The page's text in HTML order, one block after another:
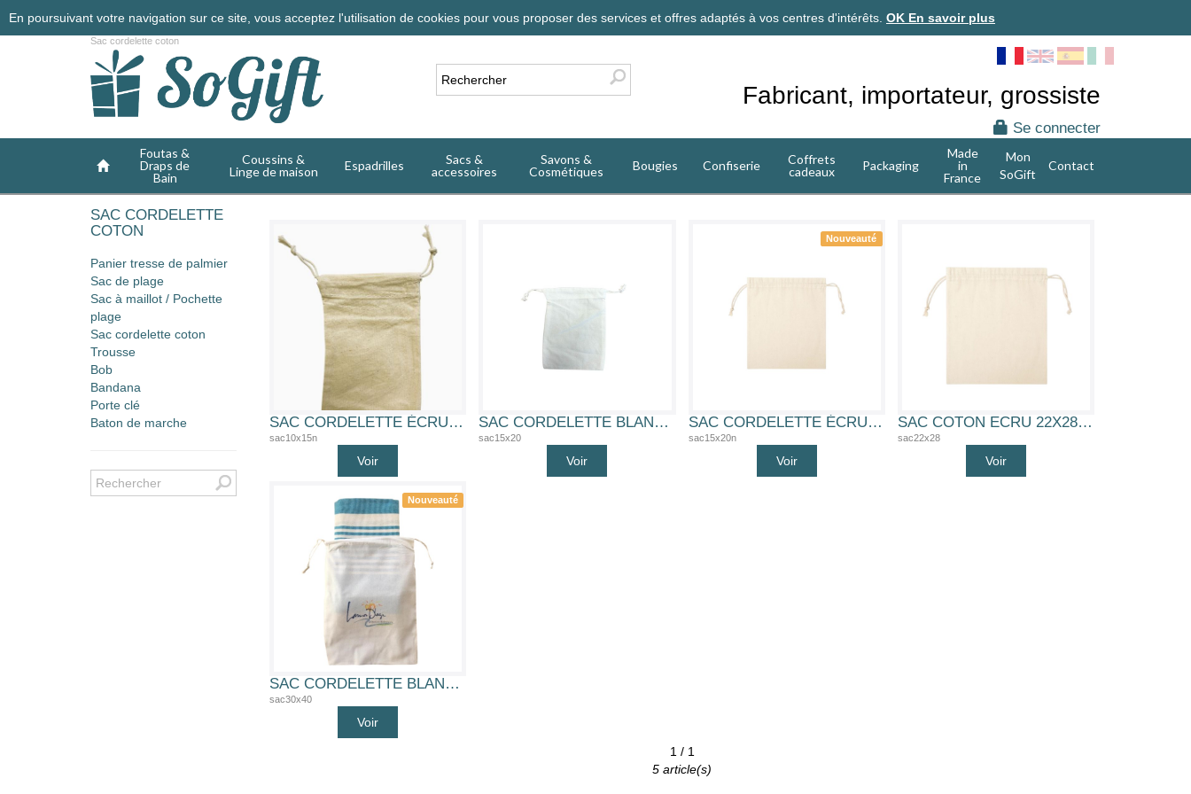
En poursuivant votre navigation sur ce site, vous acceptez l'utilisation de cookies pour vous proposer des services et offres adaptés à vos centres d'intérêts. OK En savoir plus
Sac cordelette coton
Fabricant, importateur, grossiste
Se connecter
Foutas &
Draps de
Bain
Coussins &
Linge de maison
Espadrilles
Sacs &
accessoires
Savons &
Cosmétiques
Bougies Confiserie
Coffrets
cadeaux
Packaging
Made
in
France
Mon
SoGift
Contact
SAC CORDELETTE
COTON
Panier tresse de palmier
Sac de plage
Sac à maillot / Pochette
plage
Sac cordelette coton
Trousse
Bob
Bandana
Porte clé
Baton de marche
SAC CORDELETTE ÉCRU 10X15 CM 100% COTON
sac10x15n
Voir
SAC CORDELETTE BLANC 15X20 CM 100% COTON
sac15x20
Voir
Nouveauté
SAC CORDELETTE ÉCRU 15X20 CM 100% COTON
sac15x20n
Voir
SAC COTON ECRU 22X28CM (SAC COTON 22X28)
sac22x28
Voir
Nouveauté
SAC CORDELETTE BLANC 30X40 CM 100% COTON
sac30x40
Voir
1 / 1
5 article(s)